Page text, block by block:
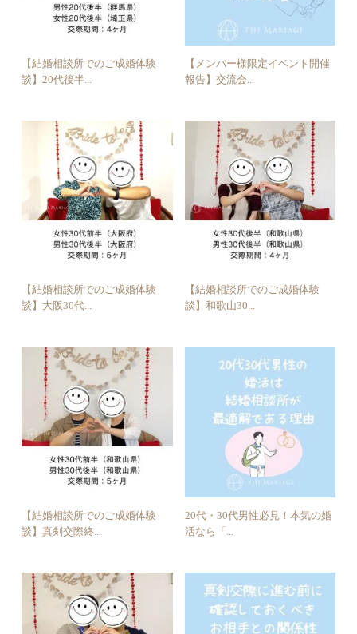
【結婚相談所でのご成婚体験
談】20代後半...
【メンバー様限定イベント開催
報告】交流会...
【結婚相談所でのご成婚体験
談】大阪30代...
【結婚相談所でのご成婚体験
談】和歌山30...
【結婚相談所でのご成婚体験
談】真剣交際終...
20代・30代男性必見！本気の婚
活なら「...